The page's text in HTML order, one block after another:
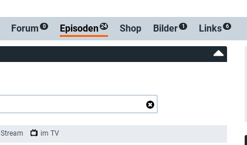
Forum 0 Episoden 24 Shop Bilder 1 Links 6
Stream im TV